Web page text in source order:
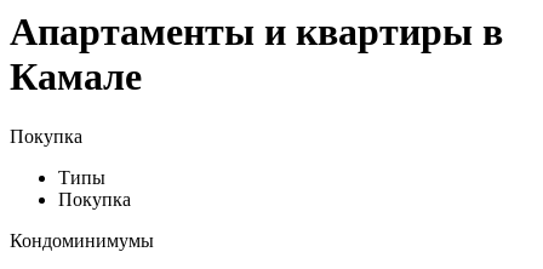
Апартаменты и квартиры в
Камале
Покупка
Типы
Покупка
Кондоминимумы